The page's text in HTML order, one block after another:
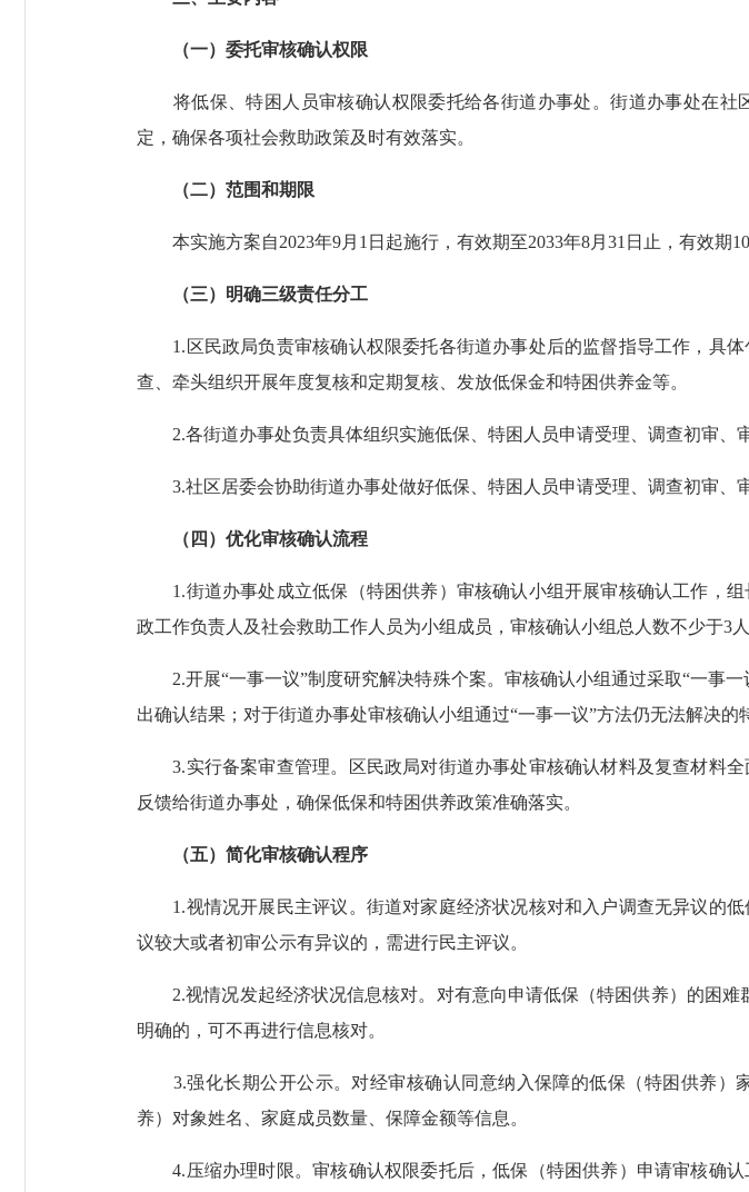
（一）委托审核确认权限
将低保、特困人员审核确认权限委托给各街道办事处。街道办事处在社
定，确保各项社会救助政策及时有效落实。
（二）范围和期限
本实施方案自2023年9月1日起施行，有效期至2033年8月31日止，有效期10
（三）明确三级责任分工
1.区民政局负责审核确认权限委托各街道办事处后的监督指导工作，具体
查、牵头组织开展年度复核和定期复核、发放低保金和特困供养金等。
2.各街道办事处负责具体组织实施低保、特困人员申请受理、调查初审、审
3.社区居委会协助街道办事处做好低保、特困人员申请受理、调查初审、审
（四）优化审核确认流程
1.街道办事处成立低保（特困供养）审核确认小组开展审核确认工作，组
政工作负责人及社会救助工作人员为小组成员，审核确认小组总人数不少于3人
2.开展“一事一议”制度研究解决特殊个案。审核确认小组通过采取“一事
出确认结果；对于街道办事处审核确认小组通过“一事一议”方法仍无法解决的
3.实行备案审查管理。区民政局对街道办事处审核确认材料及复查材料全
反馈给街道办事处，确保低保和特困供养政策准确落实。
（五）简化审核确认程序
1.视情况开展民主评议。街道对家庭经济状况核对和入户调查无异议的低
议较大或者初审公示有异议的，需进行民主评议。
2.视情况发起经济状况信息核对。对有意向申请低保（特困供养）的困难
明确的，可不再进行信息核对。
3.强化长期公开公示。对经审核确认同意纳入保障的低保（特困供养）
养）对象姓名、家庭成员数量、保障金额等信息。
4.压缩办理时限。审核确认权限委托后，低保（特困供养）申请审核确认